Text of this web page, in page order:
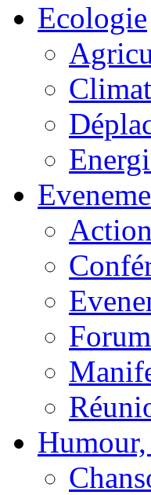
Ecologie
Climat
Humour,